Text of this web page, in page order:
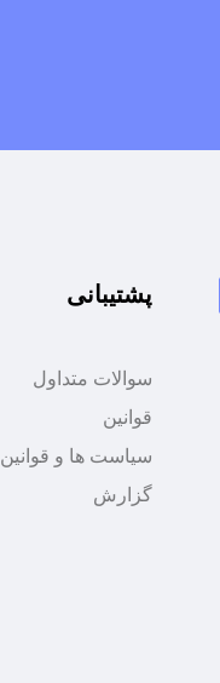
پشتیبانی
سوالات متداول
قوانین
سیاست ها و قوانین
گزارش